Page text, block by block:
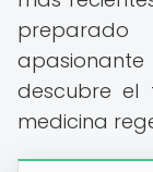
descubre el
medicina